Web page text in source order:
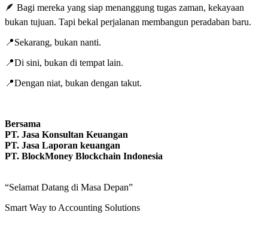
🪶 Bagi mereka yang siap menanggung tugas zaman, kekayaan
bukan tujuan. Tapi bekal perjalanan membangun peradaban baru.
📍Sekarang, bukan nanti.
📍Di sini, bukan di tempat lain.
📍Dengan niat, bukan dengan takut.
Bersama
PT. Jasa Konsultan Keuangan
PT. Jasa Laporan keuangan
PT. BlockMoney Blockchain Indonesia
“Selamat Datang di Masa Depan”
Smart Way to Accounting Solutions